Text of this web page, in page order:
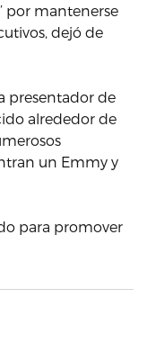
por mantenerse
dejó de
presentador de
alrededor de
un Emmy y
para promover